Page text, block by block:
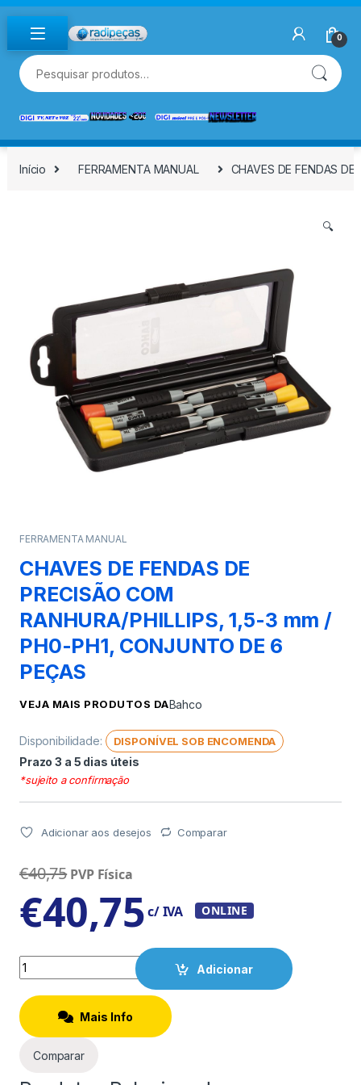
Skip to navigation
Skip to content
0
Pesquisar por:
Início FERRAMENTA MANUAL CHAVES DE FENDAS
🔍
FERRAMENTA MANUAL
CHAVES DE FENDAS DE
PRECISÃO COM
RANHURA/PHILLIPS, 1,5-3 mm /
PH0-PH1, CONJUNTO DE 6
PEÇAS
VEJA MAIS PRODUTOS DABahco
Disponibilidade: DISPONÍVEL SOB ENCOMENDA
Prazo 3 a 5 dias úteis
*sujeito a confirmação
Adicionar aos desejos Comparar
€40,75 PVP Física
€40,75c/ IVA ONLINE
Quantity
Adicionar
Mais Info
Comparar